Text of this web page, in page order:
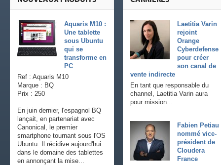
Laetitia Varin
rejoint
Orange
Cyberdefense
pour créer
son canal de
vente indirecte
En tant que responsable du
channel, Laetitia Varin aura
pour mission...
Fabien Petiau
nommé vice-
président de
Cloudera
France
Aquaris M10 :
Une tablette
sous Ubuntu
qui se
transforme en
PC
Ref : Aquaris M10
Marque : BQ
Prix : 250
En juin dernier, l'espagnol BQ
lançait, en partenariat avec
Canonical, le premier
smartphone tournant sous l'OS
Ubuntu. Il récidive aujourd'hui
dans le domaine des tablettes
en annonçant la mise...